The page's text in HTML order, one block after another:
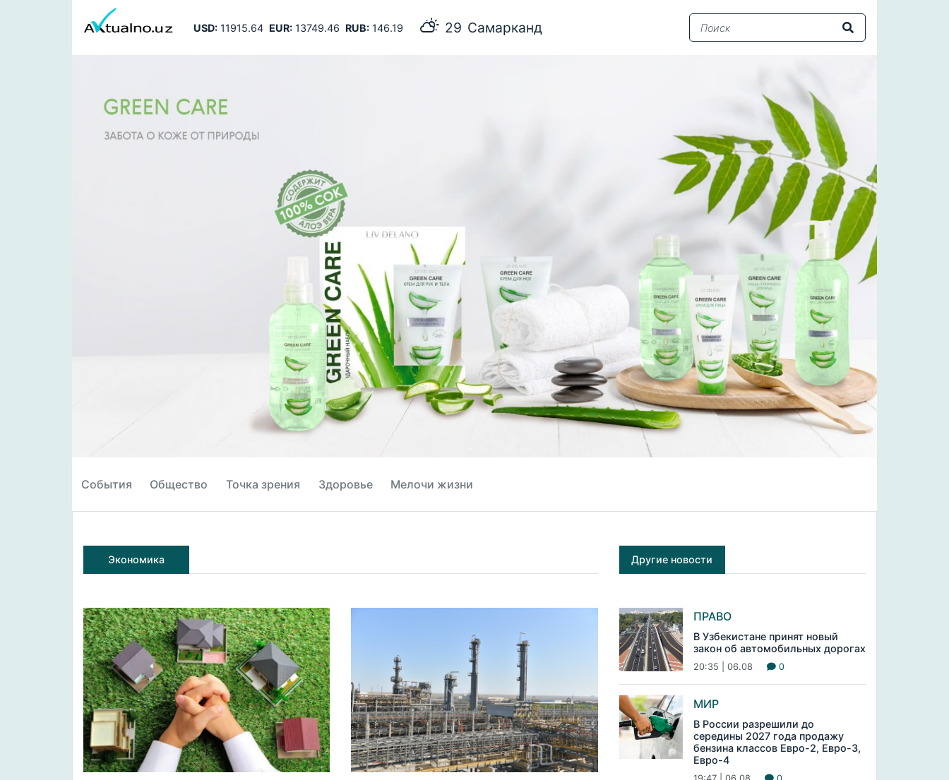
USD:11915.64 EUR:13749.46 RUB:146.19 29 Самарканд
События Общество Точка зрения Здоровье Мелочи жизни
Экономика Другие новости
ПРАВО
В Узбекистане принят новый
закон об автомобильных дорогах
20:35 | 06.08 0
МИР
В России разрешили до
середины 2027 года продажу
бензина классов Евро-2, Евро-3,
Евро-4